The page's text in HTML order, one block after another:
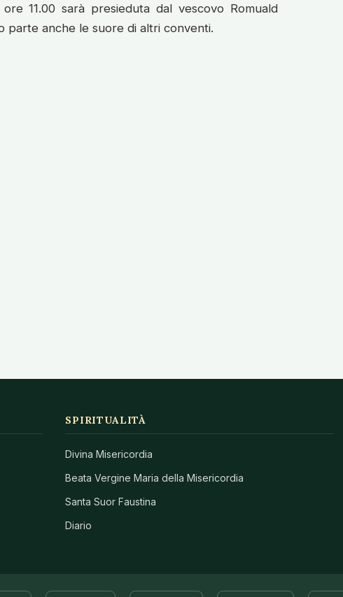
11.00 sarà presieduta dal vescovo Romuald
parte anche le suore di altri conventi.
SPIRITUALITÀ
Divina Misericordia
Beata Vergine Maria della Misericordia
Santa Suor Faustina
Diario